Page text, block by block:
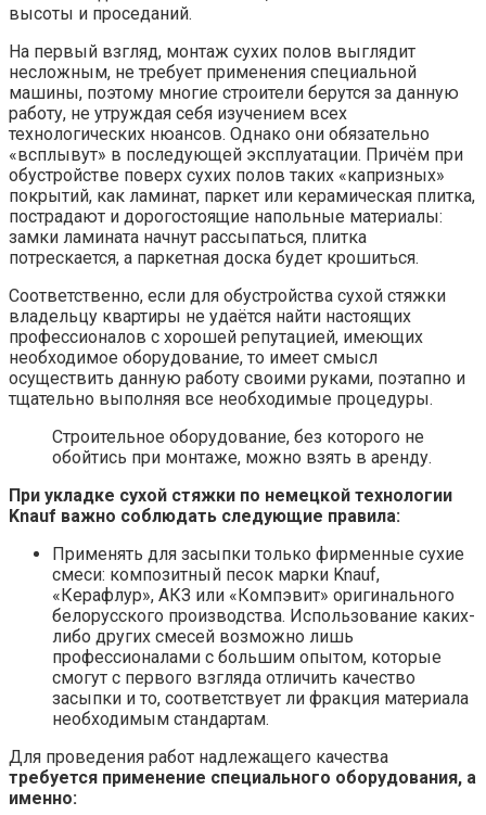
высоты и проседаний.
На первый взгляд, монтаж сухих полов выглядит
несложным, не требует применения специальной
машины, поэтому многие строители берутся за данную
работу, не утруждая себя изучением всех
технологических нюансов. Однако они обязательно
«всплывут» в последующей эксплуатации. Причём при
обустройстве поверх сухих полов таких «капризных»
покрытий, как ламинат, паркет или керамическая плитка,
пострадают и дорогостоящие напольные материалы:
замки ламината начнут рассыпаться, плитка
потрескается, а паркетная доска будет крошиться.
Соответственно, если для обустройства сухой стяжки
владельцу квартиры не удаётся найти настоящих
профессионалов с хорошей репутацией, имеющих
необходимое оборудование, то имеет смысл
осуществить данную работу своими руками, поэтапно и
тщательно выполняя все необходимые процедуры.
Строительное оборудование, без которого не
обойтись при монтаже, можно взять в аренду.
При укладке сухой стяжки по немецкой технологии
Knauf важно соблюдать следующие правила:
Применять для засыпки только фирменные сухие
смеси: композитный песок марки Knauf,
«Керафлур», АКЗ или «Компэвит» оригинального
белорусского производства. Использование каких-
либо других смесей возможно лишь
профессионалами с большим опытом, которые
смогут с первого взгляда отличить качество
засыпки и то, соответствует ли фракция материала
необходимым стандартам.
Для проведения работ надлежащего качества
требуется применение специального оборудования, а
именно: